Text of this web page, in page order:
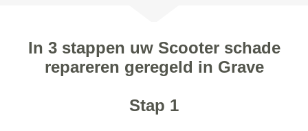
In 3 stappen uw Scooter schade
repareren geregeld in Grave
Stap 1